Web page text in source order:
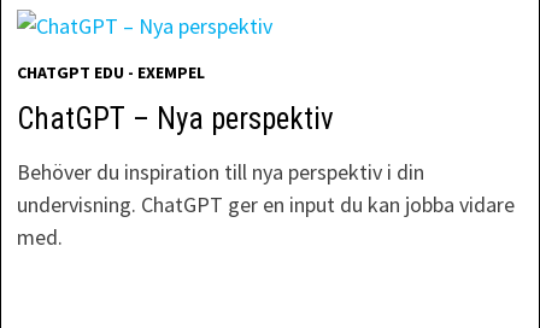
CHATGPT EDU - EXEMPEL
ChatGPT – Nya perspektiv
Behöver du inspiration till nya perspektiv i din
undervisning. ChatGPT ger en input du kan jobba vidare
med.